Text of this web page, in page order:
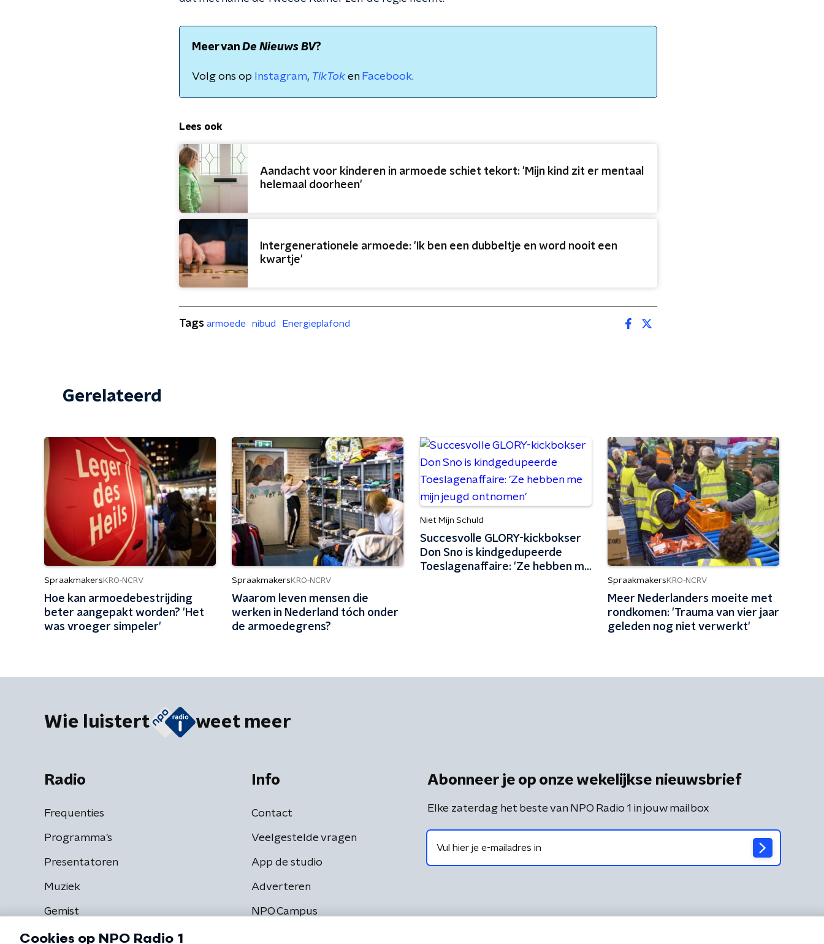
Meer van De Nieuws BV?
Volg ons op Instagram, TikTok en Facebook.
Lees ook
Aandacht voor kinderen in armoede schiet tekort: 'Mijn kind zit er mentaal
helemaal doorheen'
Intergenerationele armoede: 'Ik ben een dubbeltje en word nooit een
kwartje'
Tags armoede nibud Energieplafond
Gerelateerd
Spraakmakers KRO-NCRV
Hoe kan armoedebestrijding
beter aangepakt worden? 'Het
was vroeger simpeler'
Spraakmakers KRO-NCRV
Waarom leven mensen die
werken in Nederland tóch onder
de armoedegrens?
Niet Mijn Schuld
Succesvolle GLORY-kickbokser
Don Sno is kindgedupeerde
Toeslagenaffaire: 'Ze hebben me
Spraakmakers KRO-NCRV
Meer Nederlanders moeite met
rondkomen: 'Trauma van vier jaar
geleden nog niet verwerkt'
Wie luistert weet meer
Radio
Frequenties
Programma's
Presentatoren
Muziek
Gemist
Info
Contact
Veelgestelde vragen
App de studio
Adverteren
NPO Campus
Abonneer je op onze wekelijkse nieuwsbrief
Elke zaterdag het beste van NPO Radio 1 in jouw mailbox